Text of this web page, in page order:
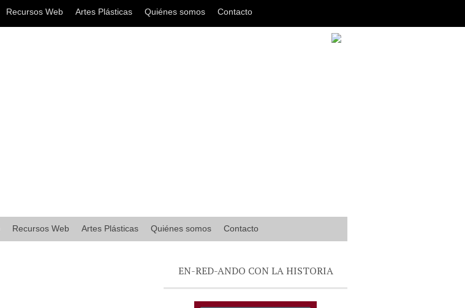
Recursos Web Artes Plásticas Quiénes somos Contacto
Recursos Web Artes Plásticas Quiénes somos Contacto
EN-RED-ANDO CON LA HISTORIA